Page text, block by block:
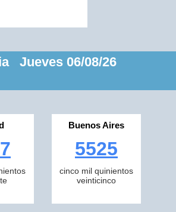
Jueves 06/08/26
Buenos Aires
5525
cinco mil quinientos
veinticinco